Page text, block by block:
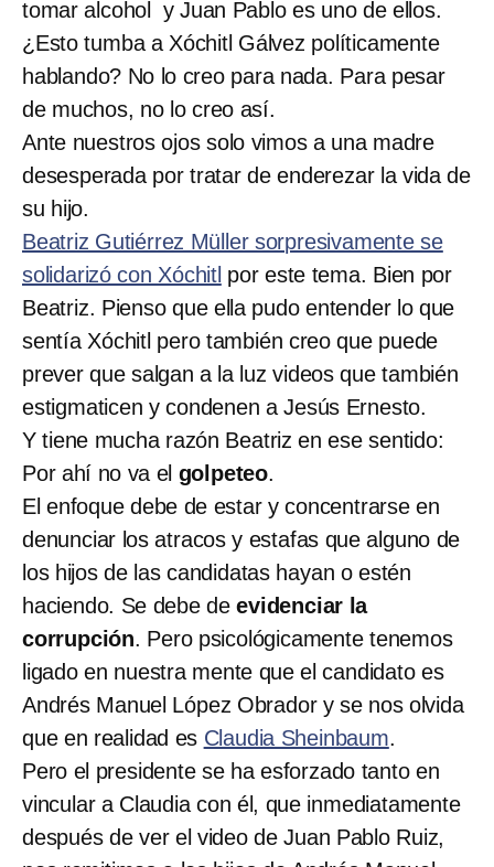
tomar alcohol y Juan Pablo es uno de ellos.
¿Esto tumba a Xóchitl Gálvez políticamente
hablando? No lo creo para nada. Para pesar
de muchos, no lo creo así.
Ante nuestros ojos solo vimos a una madre
desesperada por tratar de enderezar la vida de
su hijo.
Beatriz Gutiérrez Müller sorpresivamente se
solidarizó con Xóchitl por este tema. Bien por
Beatriz. Pienso que ella pudo entender lo que
sentía Xóchitl pero también creo que puede
prever que salgan a la luz videos que también
estigmaticen y condenen a Jesús Ernesto.
Y tiene mucha razón Beatriz en ese sentido:
Por ahí no va el golpeteo.
El enfoque debe de estar y concentrarse en
denunciar los atracos y estafas que alguno de
los hijos de las candidatas hayan o estén
haciendo. Se debe deevidenciar la
corrupción. Pero psicológicamente tenemos
ligado en nuestra mente que el candidato es
Andrés Manuel López Obrador y se nos olvida
que en realidad es Claudia Sheinbaum.
Pero el presidente se ha esforzado tanto en
vincular a Claudia con él, que inmediatamente
después de ver el video de Juan Pablo Ruiz,